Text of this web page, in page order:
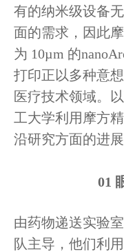
有的纳米级设备
面的需求，因此
为 10µm 的
打印正以多种意
医疗技术领域。
工大学利用摩方
沿研究方面的进展
01
由药物递送实验
队主导，他们利